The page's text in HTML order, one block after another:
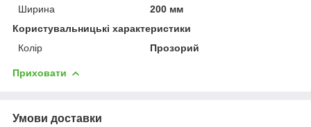
Ширина
200 мм
Користувальницькі характеристики
Колір
Прозорий
Приховати
Умови доставки